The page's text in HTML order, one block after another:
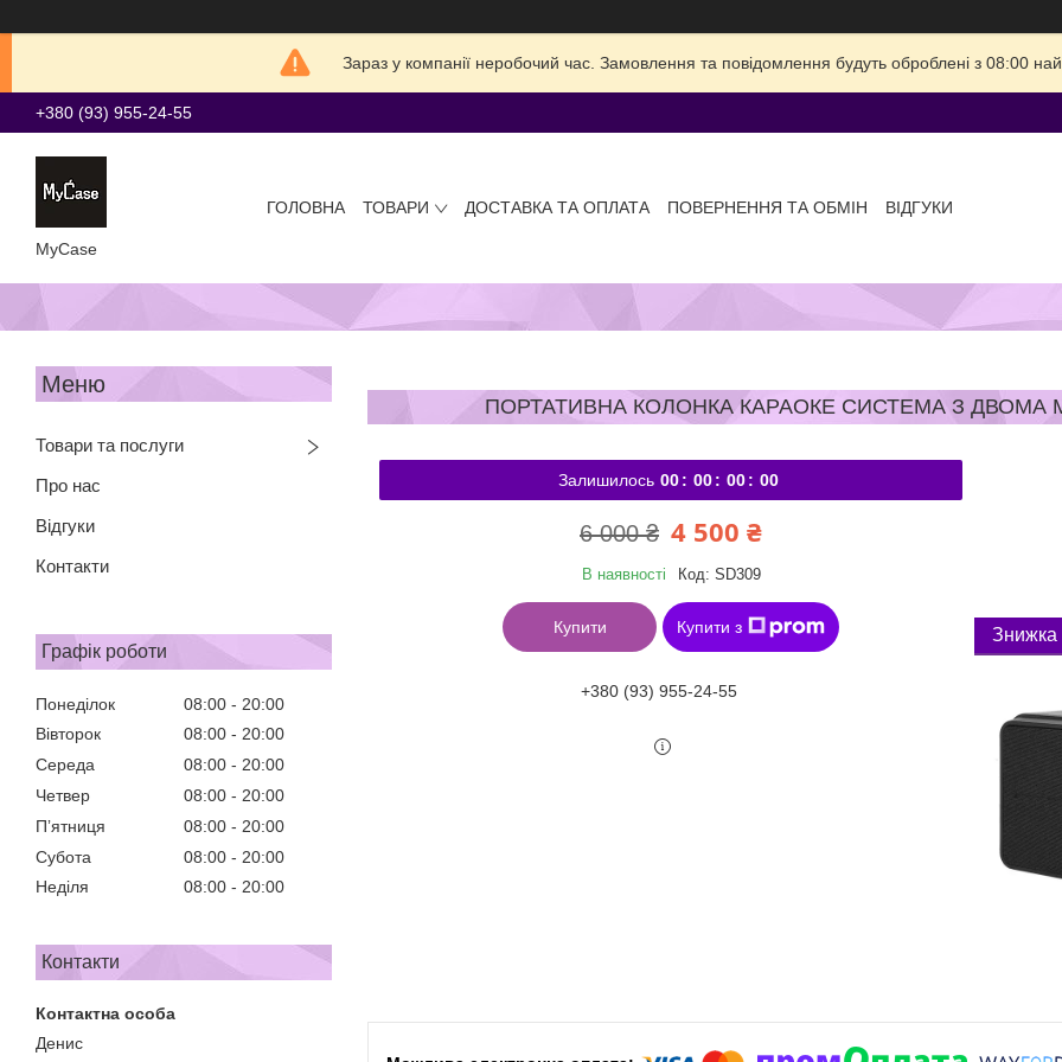
Зараз у компанії неробочий час. Замовлення та повідомлення будуть оброблені з 08:00
+380 (93) 955-24-55
MyCase
ГОЛОВНА ТОВАРИ ДОСТАВКА ТА ОПЛАТА ПОВЕРНЕННЯ ТА ОБМІН ВІДГУКИ
Товари та послуги
Про нас
Відгуки
Контакти
Графік роботи
Понеділок 08:00
20:00
Вівторок
08:00
20:00
Середа
08:00
20:00
Четвер
08:00
20:00
Пʼятниця
08:00
20:00
Субота
08:00
20:00
Неділя
08:00 20:00
Контакти
Денис
ПОРТАТИВНА КОЛОНКА КАРАОКЕ СИСТЕМА З ДВОМА
Залишилось 00 00 00 00
6 000 ₴ 4 500 ₴
В наявності Код: SD309
Купити Купити з
+380 (93) 955-24-55